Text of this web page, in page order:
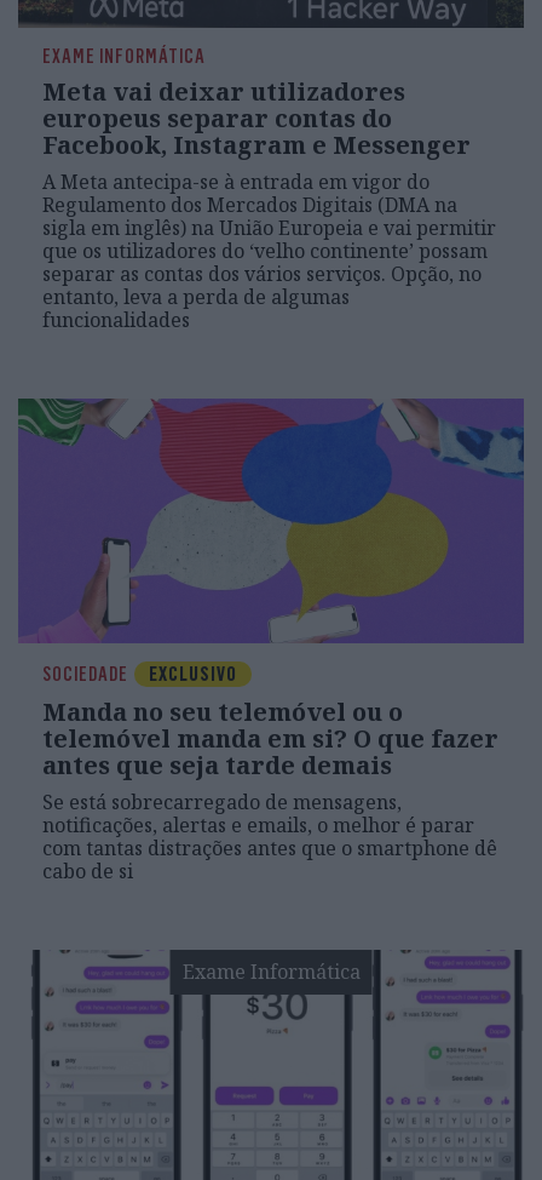
EXAME INFORMÁTICA
Meta vai deixar utilizadores
europeus separar contas do
Facebook, Instagram e Messenger
A Meta antecipa-se à entrada em vigor do
Regulamento dos Mercados Digitais (DMA na
sigla em inglês) na União Europeia e vai permitir
que os utilizadores do ‘velho continente’ possam
separar as contas dos vários serviços. Opção, no
entanto, leva a perda de algumas
funcionalidades
SOCIEDADE EXCLUSIVO
Manda no seu telemóvel ou o
telemóvel manda em si? O que fazer
antes que seja tarde demais
Se está sobrecarregado de mensagens,
notificações, alertas e emails, o melhor é parar
com tantas distrações antes que o smartphone dê
cabo de si
Exame Informática